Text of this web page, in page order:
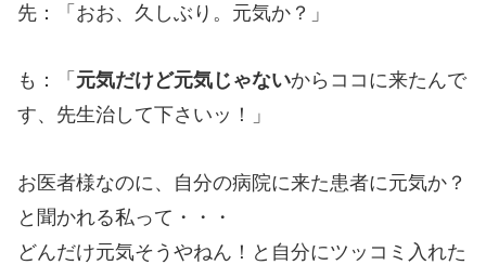
先：「おお、久しぶり。元気か？」
も：「 元気だけど元気じゃないからココに来たんで
す、先生治して下さいッ！」
お医者様なのに、自分の病院に来た患者に元気か？
と聞かれる私って・・・
どんだけ元気そうやねん！と自分にツッコミ入れた